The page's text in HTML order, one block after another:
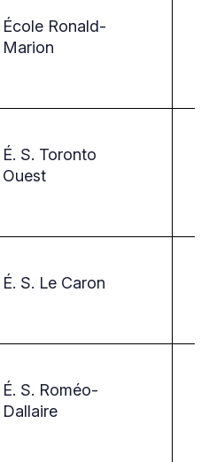
École Ronald-
Marion
É. S. Toronto
Ouest
É. S. Le Caron
É. S. Roméo-
Dallaire